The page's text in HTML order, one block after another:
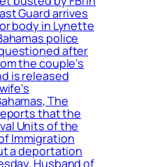
Guard arrives
body in Lynette
police
after
the couple’s
is released
The
that the
Units of the
Immigration
a deportation
Husband of